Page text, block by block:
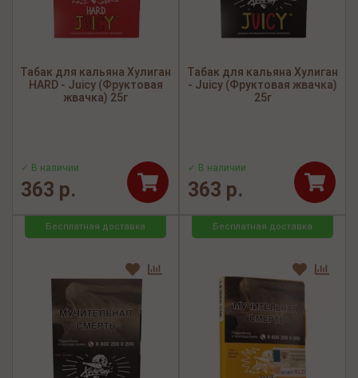
Табак для кальяна Хулиган
HARD - Juicy (Фруктовая
жвачка) 25г
✓ В наличии
363 р.
Табак для кальяна Хулиган
- Juicy (Фруктовая жвачка)
25г
✓ В наличии
363 р.
Бесплатная доставка Бесплатная доставка